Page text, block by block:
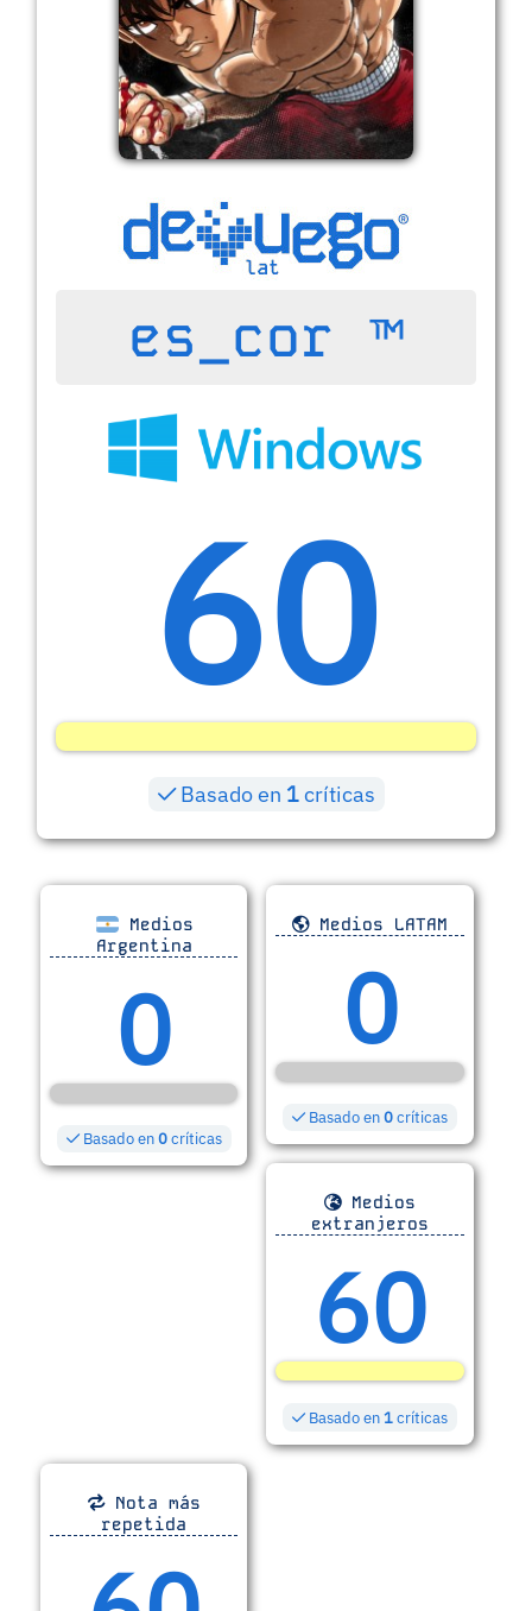
es_cor ™
60
Basado en 1críticas
Medios
Argentina
0
Basado en0críticas
Medios LATAM
0
Basado en0críticas
Medios
extranjeros
60
Basado en1críticas
Nota más
repetida